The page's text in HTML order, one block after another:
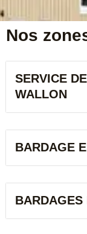
r
Nos
SERVICE
WALLON​
BARDAGE
BARDAGES